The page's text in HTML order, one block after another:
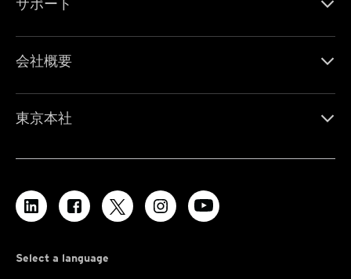
会社概要
東京本社
Select a language